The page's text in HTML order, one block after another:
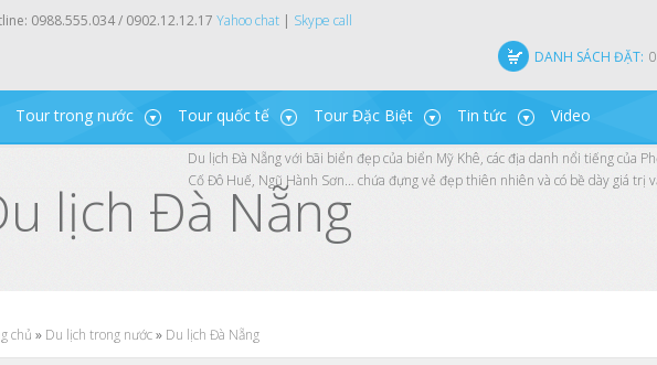
0988.555.034 / 0902.12.12.17 Yahoo chat| Skype call
DANH SÁCH ĐẶT:
Tour trong nước Tour quốc tế Tour Đặc Biệt Tin tức Video
lịch Đà Nẵng
Du lịch Đà Nẵng với bãi biển đẹp của biển Mỹ Khê, các địa danh nổi tiếng của
Cố Đô Huế, Ngũ Hành Sơn… chứa đựng vẻ đẹp thiên nhiên và có bề dày giá trị
chủ » Du lịch trong nước» Du lịch Đà Nẵng